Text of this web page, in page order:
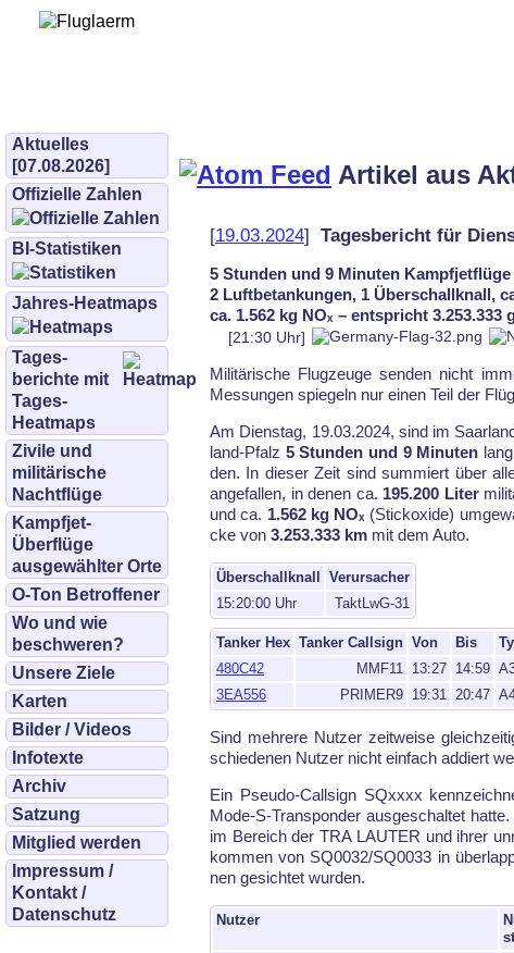
Aktuelles
[07.08.2026]
Offizielle Zahlen
BI-Statistiken
Jahres-Heatmaps
Tages­
berichte mit
Tages-
Heatmaps
Zivile und
militärische
Nachtflüge
Kampfjet-
Überflüge
ausgewählter Orte
O-Ton Betroffener
Wo und wie
beschweren?
Unsere Ziele
Karten
Bilder / Videos
Infotexte
Archiv
Satzung
Mitglied werden
Impressum /
Kontakt /
Datenschutz
Artikel aus
[19.03.2024] Tagesbericht für
5 Stunden und 9 Minuten
2 Luftbetankungen, 1 Überschallknall,
ca. 1.562 kg NOₓ – entspricht
[21:30 Uhr]
Mi­li­tä­ri­sche Flug­zeu­ge sen­den nicht
Mes­sun­gen spie­geln nur ei­nen Teil der
Am Dienstag, 19.03.2024, sind im
land-Pfalz 5 Stunden und 9 Minuten
den. In die­ser Zeit sind sum­miert über
an­ge­fal­len, in de­nen ca. 195.200 Li­ter
und ca. 1.562 kg NOₓ (Stick­oxi­de)
cke von 3.253.333 km mit dem Au­to.
Überschallknall Verursacher
15:20:00 Uhr
TaktLwG-31
Tanker Hex Tanker Callsign Von Bis
480C42
MMF11 13:27 14:59
3EA556
PRIMER9 19:31 20:47
Sind meh­re­re Nut­zer zeit­wei­se
schiede­nen Nut­zer nicht ein­fach ad­diert
Ein Pseu­do-Call­sign SQxxxx
Mode-S-Trans­pon­der aus­ge­schal­tet
im Be­reich der TRA LAU­TER und ih­rer
kom­men von SQ0032/SQ0033 in
nen ge­sich­tet wur­den.
Nutzer